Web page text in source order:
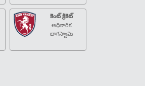
కెంట్ క్రికెట్
అధికారిక
భాగస్వామి